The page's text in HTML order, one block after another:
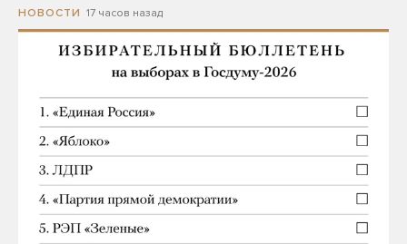
НОВОСТИ 17 часов назад